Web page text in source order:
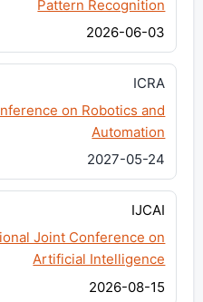
Pattern Recognition
2026-06-03
ICRA
on Robotics and
Automation
2027-05-24
IJCAI
Joint Conference on
Artificial Intelligence
2026-08-15